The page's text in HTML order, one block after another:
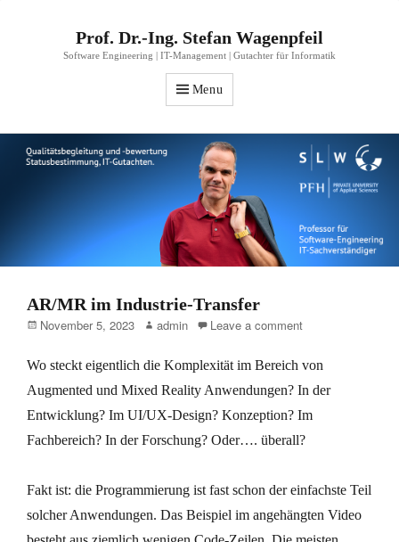
Prof. Dr.-Ing. Stefan Wagenpfeil
Software Engineering | IT-Management | Gutachter für Informatik
Menu
AR/MR im Industrie-Transfer
Posted
November 5, 2023 Author
admin Leave a comment
Wo steckt eigentlich die Komplexität im Bereich von
Augmented und Mixed Reality Anwendungen? In der
Entwicklung? Im UI/UX-Design? Konzeption? Im
Fachbereich? In der Forschung? Oder…. überall?
Fakt ist: die Programmierung ist fast schon der einfachste Teil
solcher Anwendungen. Das Beispiel im angehängten Video